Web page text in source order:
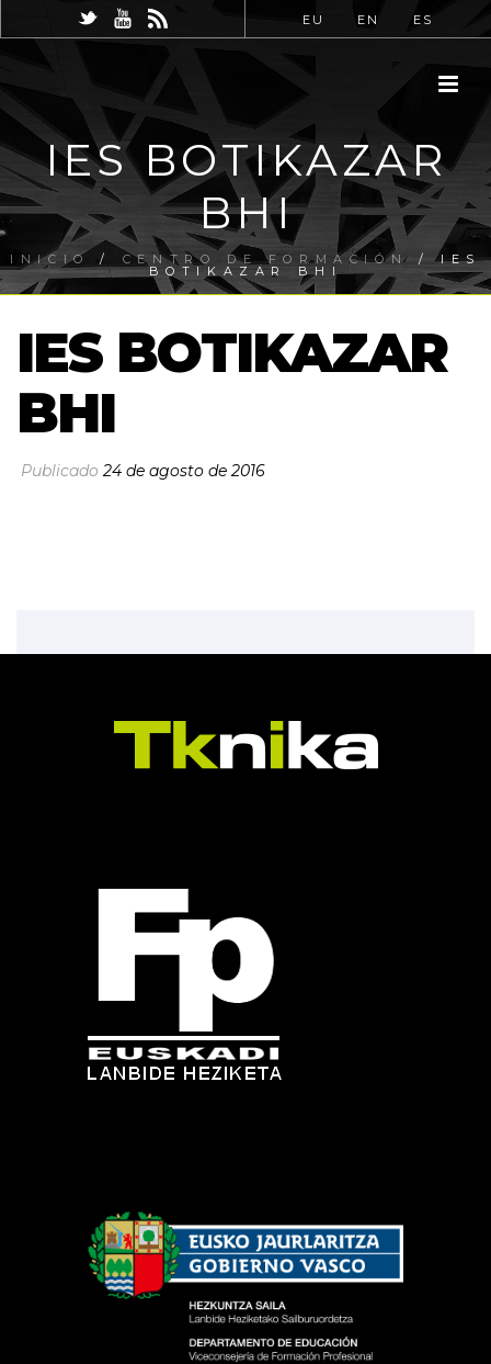
EU EN ES
IES BOTIKAZAR
BHI
INICIO / CENTRO DE FORMACIÓN / IES
BOTIKAZAR BHI
IES BOTIKAZAR
BHI
Publicado24 de agosto de 2016